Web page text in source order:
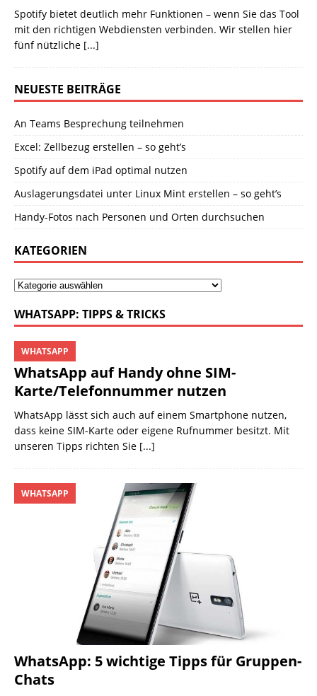
Spotify bietet deutlich mehr Funktionen – wenn Sie das Tool
mit den richtigen Webdiensten verbinden. Wir stellen hier
fünf nützliche [...]
NEUESTE BEITRÄGE
An Teams Besprechung teilnehmen
Excel: Zellbezug erstellen – so geht’s
Spotify auf dem iPad optimal nutzen
Auslagerungsdatei unter Linux Mint erstellen – so geht’s
Handy-Fotos nach Personen und Orten durchsuchen
KATEGORIEN
WHATSAPP: TIPPS & TRICKS
WhatsApp auf Handy ohne SIM-
Karte/Telefonnummer nutzen
WHATSAPP
WhatsApp lässt sich auch auf einem Smartphone nutzen,
dass keine SIM-Karte oder eigene Rufnummer besitzt. Mit
unseren Tipps richten Sie [...]
WhatsApp: 5 wichtige Tipps für Gruppen-
Chats
WHATSAPP